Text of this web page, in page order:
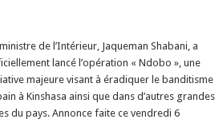
de l’Intérieur, Jaqueman Shabani, a
lancé l’opération « Ndobo », une
majeure visant à éradiquer le banditisme
à Kinshasa ainsi que dans d’autres grandes
du pays. Annonce faite ce vendredi 6